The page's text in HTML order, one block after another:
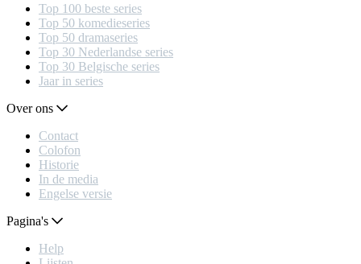
Top 100 beste series
Top 50 komedieseries
Top 50 dramaseries
Top 30 Nederlandse series
Top 30 Belgische series
Jaar in series
Over ons
Contact
Colofon
Historie
In de media
Engelse versie
Pagina's
Help